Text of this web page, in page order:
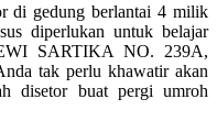
di gedung berlantai 4 milik
diperlukan untuk belajar
SARTIKA NO. 239A,
tak perlu khawatir akan
disetor buat pergi umroh